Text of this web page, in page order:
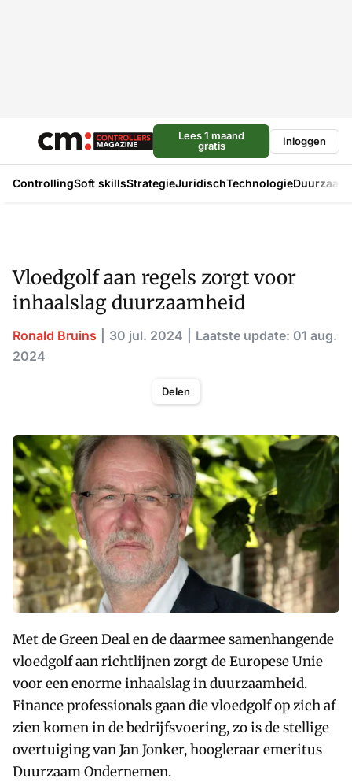
Lees 1 maand
gratis
Inloggen
ControllingSoft skillsStrategieJuridischTechnologie
Vloedgolf aan regels zorgt voor
inhaalslag duurzaamheid
Ronald Bruins 30 jul. 2024
Laatste update: 01 aug.
2024
Delen
Met de Green Deal en de daarmee samenhangende
vloedgolf aan richtlijnen zorgt de Europese Unie
voor een enorme inhaalslag in duurzaamheid.
Finance professionals gaan die vloedgolf op zich af
zien komen in de bedrijfsvoering, zo is de stellige
overtuiging van Jan Jonker, hoogleraar emeritus
Duurzaam Ondernemen.